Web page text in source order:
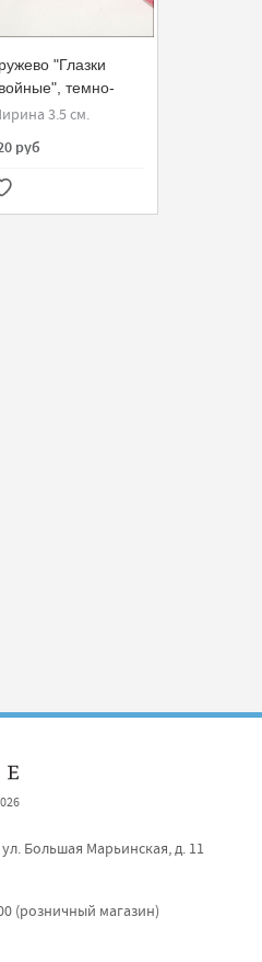
"Глазки
темно-
3.5 см.
руб
Большая Марьинская, д. 11
(розничный магазин)